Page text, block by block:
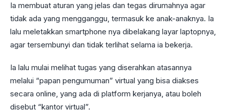
Ia membuat aturan yang jelas dan tegas dirumahnya agar
tidak ada yang mengganggu, termasuk ke anak-anaknya. Ia
lalu meletakkan smartphone nya dibelakang layar laptopnya,
agar tersembunyi dan tidak terlihat selama ia bekerja.
Ia lalu mulai melihat tugas yang diserahkan atasannya
melalui “papan pengumuman” virtual yang bisa diakses
secara online, yang ada di platform kerjanya, atau boleh
disebut “kantor virtual”.